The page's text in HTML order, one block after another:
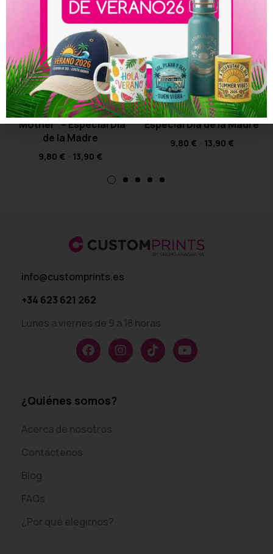
Camiseta La Verdadera
“Mother” – Especial Día
de la Madre
9,80 € 13,90 €
Camiseta XOXO, Mamá –
Especial Día de la Madre
9,80 € 13,90 €
info@customprints.es
+34 623 621 262
Lunes a viernes de 9 a 18 horas
¿Quiénes somos?
Acerca de nosotros
Contáctenos
Blog
FAQs
¿Por qué elegirnos?